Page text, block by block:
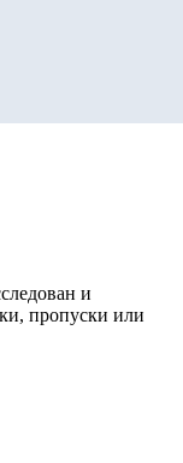
и
пропуски или